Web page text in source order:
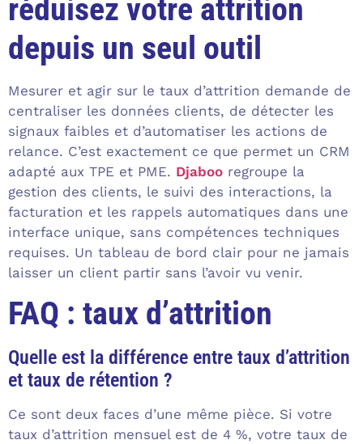
réduisez votre attrition
depuis un seul outil
Mesurer et agir sur le taux d’attrition demande de
centraliser les données clients, de détecter les
signaux faibles et d’automatiser les actions de
relance. C’est exactement ce que permet un CRM
adapté aux TPE et PME. Djaboo regroupe la
gestion des clients, le suivi des interactions, la
facturation et les rappels automatiques dans une
interface unique, sans compétences techniques
requises. Un tableau de bord clair pour ne jamais
laisser un client partir sans l’avoir vu venir.
FAQ : taux d’attrition
Quelle est la différence entre taux d’attrition
et taux de rétention ?
Ce sont deux faces d’une même pièce. Si votre
taux d’attrition mensuel est de 4 %, votre taux de